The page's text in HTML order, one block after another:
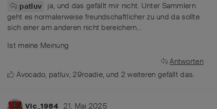
patluv
ja, und das gefällt mir nicht. Unter Sammlern
geht es normalerweise freundschaftlicher zu und da sollte
sich einer am anderen nicht bereichern…
Ist meine Meinung
Antworten
Avocado, patluv,29roadie, und 2 weiteren gefällt das.
Vic_1984 21. Mai 2025